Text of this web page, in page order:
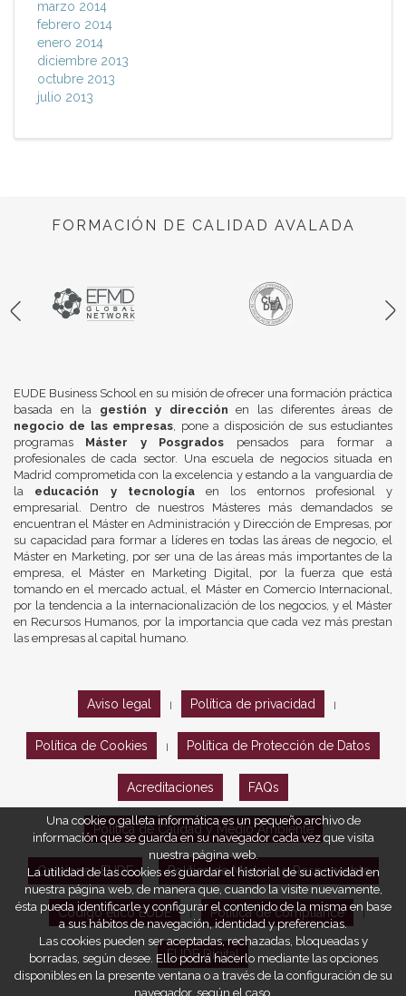
marzo 2014
febrero 2014
enero 2014
diciembre 2013
octubre 2013
julio 2013
FORMACIÓN DE CALIDAD AVALADA
EUDE Business School en su misión de ofrecer una formación práctica
basada en la gestión y dirección en las diferentes áreas de
negocio de las empresas, pone a disposición de sus estudiantes
programas Máster y Posgrados pensados para formar a
profesionales de cada sector. Una escuela de negocios situada en
Madrid comprometida con la excelencia y estando a la vanguardia de
la educación y tecnologíaen los entornos profesional y
empresarial. Dentro de nuestros Másteres más demandados se
encuentran el Máster en Administración y Dirección de Empresas, por
su capacidad para formar a líderes en todas las áreas de negocio, el
Máster en Marketing, por ser una de las áreas más importantes de la
empresa, el Máster en Marketing Digital, por la fuerza que está
tomando en el mercado actual, el Máster en Comercio Internacional,
por la tendencia a la internacionalización de los negocios, y el Máster
en Recursos Humanos, por la importancia que cada vez más prestan
las empresas al capital humano.
Aviso legal Política de privacidad
Política de Cookies Política de Protección de Datos
Acreditaciones FAQs
Política de Calidad y Medio Ambiente
Opiniones EUDE Política de Marketing Responsable
Código ético EUDE Política de compliance
EUDE Digital
Una cookie o galleta informática es un pequeño archivo de
información que se guarda en su navegador cada vez que visita
nuestra página web.
La utilidad de las cookies es guardar el historial de su actividad en
nuestra página web, de manera que, cuando la visite nuevamente,
ésta pueda identificarle y configurar el contenido de la misma en base
a sus hábitos de navegación, identidad y preferencias.
Las cookies pueden ser aceptadas, rechazadas, bloqueadas y
borradas, según desee. Ello podrá hacerlo mediante las opciones
disponibles en la presente ventana o a través de la configuración de su
navegador, según el caso.